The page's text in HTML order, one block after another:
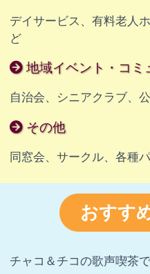
デイサービス、有料老人
ど
地域イベント・コミ
自治会、シニアクラブ、
その他
同窓会、サークル、各種
おすす
チャコ＆チコの歌声喫茶